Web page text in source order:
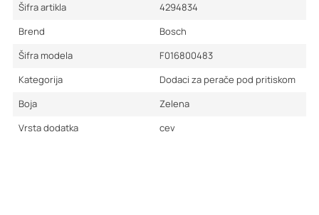
Šifra artikla
4294834
Brend
Bosch
Šifra modela
F016800483
Kategorija
Dodaci za perače pod pritiskom
Boja
Zelena
Vrsta dodatka
cev